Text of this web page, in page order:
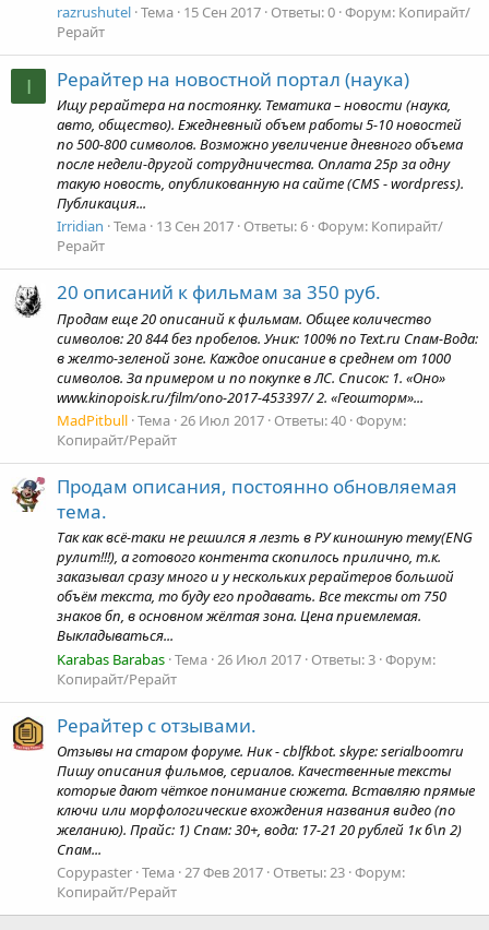
razrushutel Тема 15 Сен 2017 Ответы: 0 Форум: Копирайт/
Рерайт
I Рерайтер на новостной портал (наука)
Ищу рерайтера на постоянку. Тематика – новости (наука,
авто, общество). Ежедневный объем работы 5-10 новостей
по 500-800 символов. Возможно увеличение дневного объема
после недели-другой сотрудничества. Оплата 25р за одну
такую новость, опубликованную на сайте (CMS - wordpress).
Публикация...
Irridian Тема 13 Сен 2017 Ответы: 6 Форум: Копирайт/
Рерайт
20 описаний к фильмам за 350 руб.
Продам еще 20 описаний к фильмам. Общее количество
символов: 20 844 без пробелов. Уник: 100% по Text.ru Спам-Вода:
в желто-зеленой зоне. Каждое описание в среднем от 1000
символов. За примером и по покупке в ЛС. Список: 1. «Оно»
www.kinopoisk.ru/film/ono-2017-453397/ 2. «Геошторм»...
MadPitbull Тема 26 Июл 2017 Ответы: 40 Форум:
Копирайт/Рерайт
Продам описания, постоянно обновляемая
тема.
Так как всё-таки не решился я лезть в РУ киношную тему(ENG
рулит!!!), а готового контента скопилось прилично, т.к.
заказывал сразу много и у нескольких рерайтеров большой
объём текста, то буду его продавать. Все тексты от 750
знаков бп, в основном жёлтая зона. Цена приемлемая.
Выкладываться...
Karabas Barabas Тема 26 Июл 2017 Ответы: 3 Форум:
Копирайт/Рерайт
Рерайтер с отзывами.
Отзывы на старом форуме. Ник - cblfkbot. skype: serialboomru
Пишу описания фильмов, сериалов. Качественные тексты
которые дают чёткое понимание сюжета. Вставляю прямые
ключи или морфологические вхождения названия видео (по
желанию). Прайс: 1) Спам: 30+, вода: 17-21 20 рублей 1к б\п 2)
Спам...
Copypaster Тема 27 Фев 2017 Ответы: 23 Форум:
Копирайт/Рерайт